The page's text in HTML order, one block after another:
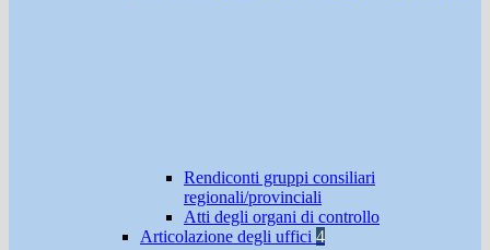
Rendiconti gruppi consiliari
regionali/provinciali
Atti degli organi di controllo
Articolazione degli uffici 4